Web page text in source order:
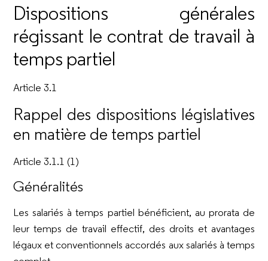
Dispositions générales
régissant le contrat de travail à
temps partiel
Article 3.1
Rappel des dispositions législatives
en matière de temps partiel
Article 3.1.1 (1)
Généralités
Les salariés à temps partiel bénéficient, au prorata de
leur temps de travail effectif, des droits et avantages
légaux et conventionnels accordés aux salariés à temps